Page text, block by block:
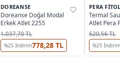
%25
DOREANSE
Doreanse Doğal Modal
Erkek Atlet 2255
1.037,70 TL
%25 İndirim778,28 TL
%25
PERA
Termal
Atlet Pera
620,56 TL
%25 İndirim